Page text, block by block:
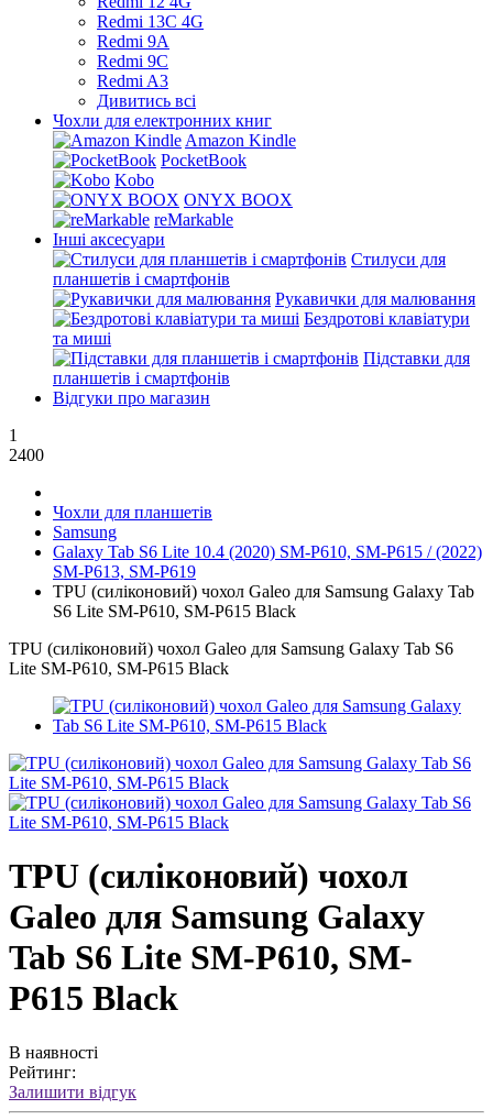
Redmi 13C 4G
Redmi 9A
Redmi 9C
Redmi A3
Дивитись всі
Чохли для електронних книг
Amazon Kindle
PocketBook
Kobo
ONYX BOOX
reMarkable
Інші аксесуари
Стилуси для
планшетів і смартфонів
Рукавички для малювання
Бездротові клавіатури
та миші
Підставки для
планшетів і смартфонів
Відгуки про магазин
1
2400
Чохли для планшетів
Samsung
Galaxy Tab S6 Lite 10.4 (2020) SM-P610, SM-P615 / (2022)
SM-P613, SM-P619
TPU (силіконовий) чохол Galeo для Samsung Galaxy Tab
S6 Lite SM-P610, SM-P615 Black
TPU (силіконовий) чохол Galeo для Samsung Galaxy Tab S6
Lite SM-P610, SM-P615 Black
TPU (силіконовий) чохол
Galeo для Samsung Galaxy
Tab S6 Lite SM-P610, SM-
P615 Black
В наявності
Рейтинг:
Залишити відгук